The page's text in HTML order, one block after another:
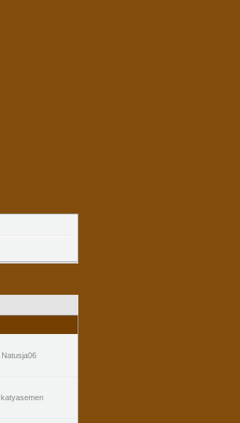
Natusja06
katyasemen